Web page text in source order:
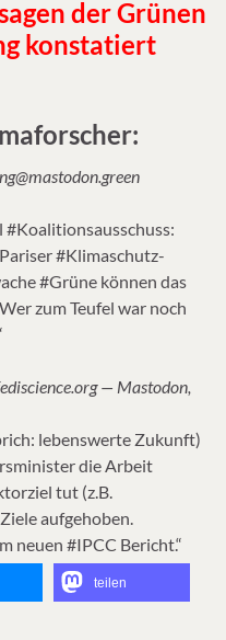
der Grünen
konstatiert
#Koalitionsausschuss:
#Klimaschutz-
#Grüne können das
zum Teufel war noch
— Mastodon,
lebenswerte Zukunft)
die Arbeit
tut (z.B.
aufgehoben.
neuen #IPCC Bericht.“
teilen